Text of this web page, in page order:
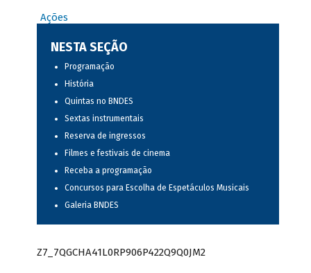
Ações
NESTA SEÇÃO
Programação
História
Quintas no BNDES
Sextas instrumentais
Reserva de ingressos
Filmes e festivais de cinema
Receba a programação
Concursos para Escolha de Espetáculos Musicais
Galeria BNDES
Z7_7QGCHA41L0RP906P422Q9Q0JM2